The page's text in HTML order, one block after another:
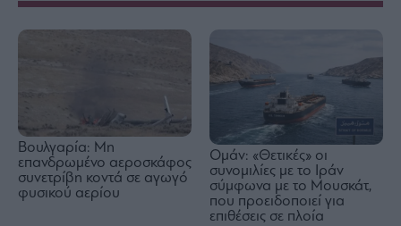
Βουλγαρία: Μη
επανδρωμένο αεροσκάφος
συνετρίβη κοντά σε αγωγό
φυσικού αερίου
Ομάν: «Θετικές» οι
συνομιλίες με το Ιράν
σύμφωνα με το Μουσκάτ,
που προειδοποιεί για
επιθέσεις σε πλοία